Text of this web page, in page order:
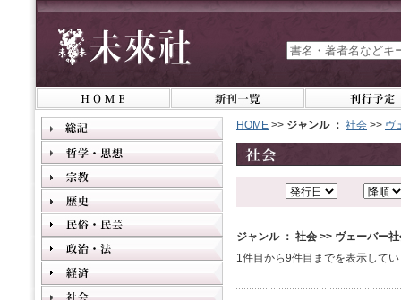
HOME >> ジャンル ： 社会 >> ヴ
ジャンル ： 社会 >> ヴェーバー
1件目から9件目までを表示して